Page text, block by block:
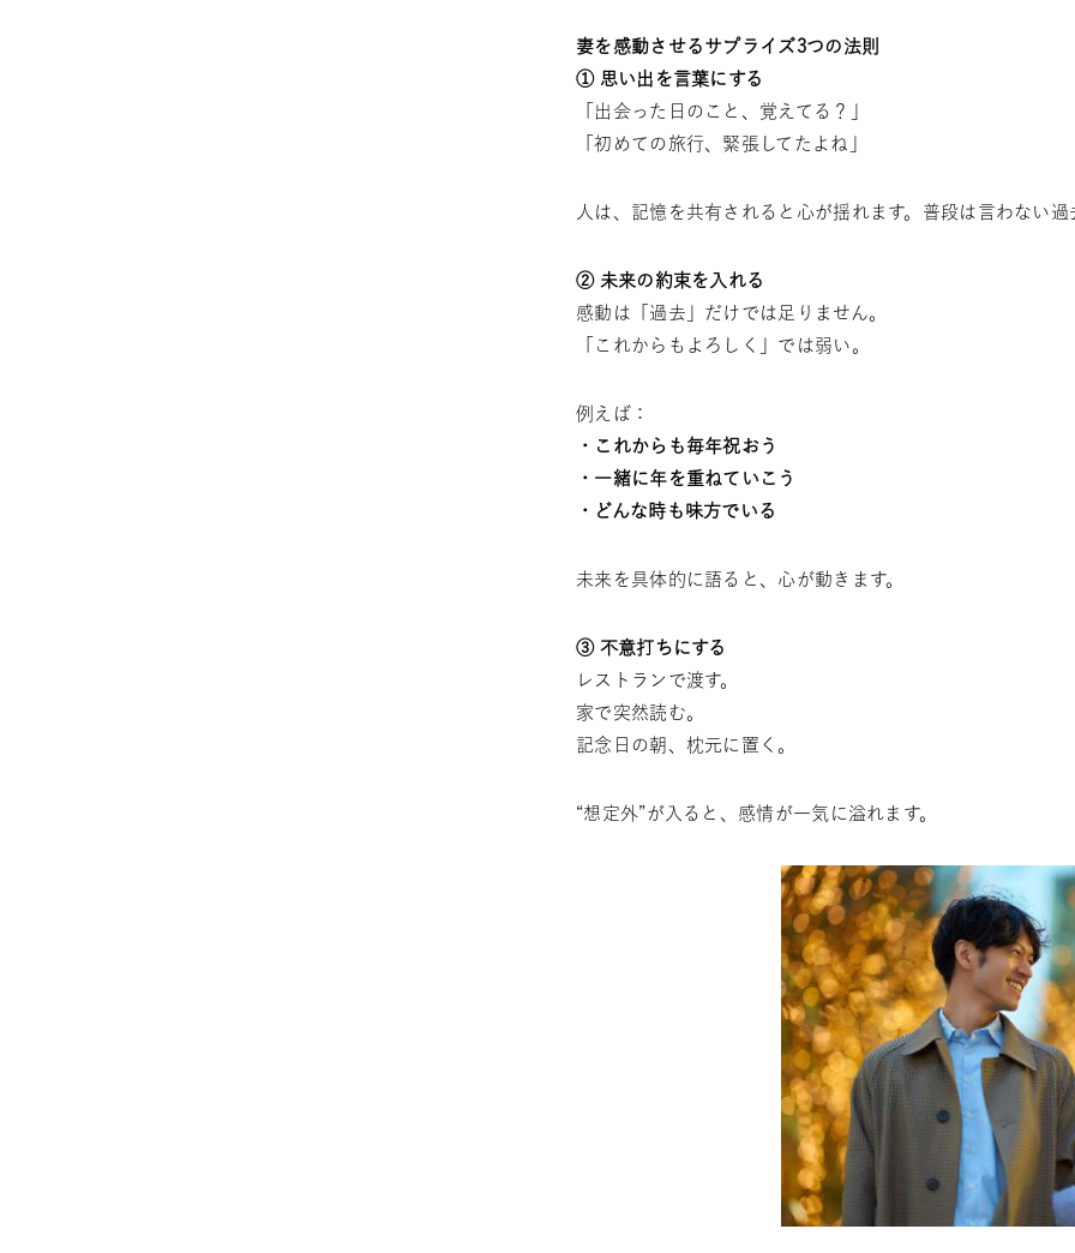
妻を感動させるサプライズ3つの法則
① 思い出を言葉にする
「出会った日のこと、覚えてる？」
「初めての旅行、緊張してたよね」
人は、記憶を共有されると心が揺れます。普段は言わない
② 未来の約束を入れる
感動は「過去」だけでは足りません。
「これからもよろしく」では弱い。
例えば：
・これからも毎年祝おう
・一緒に年を重ねていこう
・どんな時も味方でいる
未来を具体的に語ると、心が動きます。
③ 不意打ちにする
レストランで渡す。
家で突然読む。
記念日の朝、枕元に置く。
“想定外”が入ると、感情が一気に溢れます。